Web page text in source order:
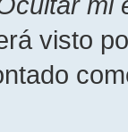
visto